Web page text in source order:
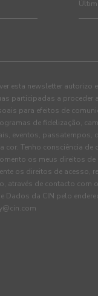
esta newsletter autorizo
participadas a proceder
para efeitos de
de fidelização,
eventos, passatempos,
cor. Tenho consciência de
os meus direitos
os direitos de acesso,
através de contacto com
Dados da CIN pelo